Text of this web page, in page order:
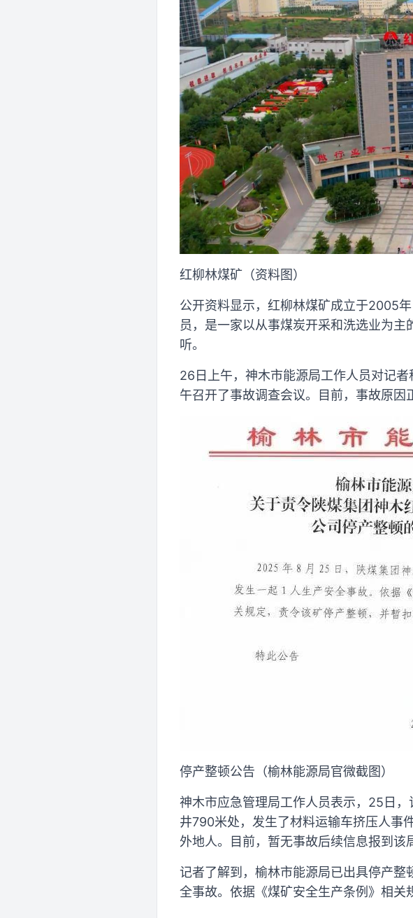
红柳林煤矿（资料图）
公开资料显示，红柳林煤矿成立于2005
员，是一家以从事煤炭开采和洗选业为
听。
26日上午，神木市能源局工作人员对记
午召开了事故调查会议。目前，事故原因
停产整顿公告（榆林能源局官微截图）
神木市应急管理局工作人员表示，25日
井790米处，发生了材料运输车挤压人事
外地人。目前，暂无事故后续信息报到该
记者了解到，榆林市能源局已出具停产
全事故。依据《煤矿安全生产条例》相关